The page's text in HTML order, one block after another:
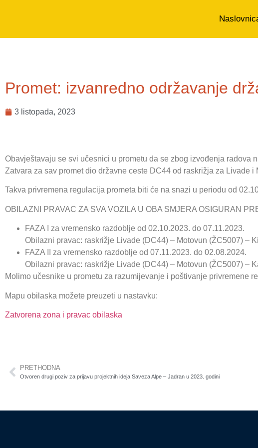
Promet: izvanredno održavanje
3 listopada, 2023
Obavještavaju se svi učesnici u prometu da se zbog izvođenja radova
Zatvara za sav promet dio državne ceste DC44 od raskrižja za Livade
Takva privremena regulacija prometa biti će na snazi u periodu od
OBILAZNI PRAVAC ZA SVA VOZILA U OBA SMJERA OSIGURAN
FAZA I za vremensko razdoblje od 02.10.2023. do 07.11.2023.
Obilazni pravac: raskrižje Livade (DC44) – Motovun (ŽC5007) –
FAZA II za vremensko razdoblje od 07.11.2023. do 02.08.2024.
Obilazni pravac: raskrižje Livade (DC44) – Motovun (ŽC5007) –
Molimo učesnike u prometu za razumijevanje i poštivanje privremene
Mapu obilaska možete preuzeti u nastavku:
Zatvorena zona i pravac obilaska
PRETHODNA
Otvoren drugi poziv za prijavu projektnih ideja Saveza Alpe – Jadran u 2023. godini